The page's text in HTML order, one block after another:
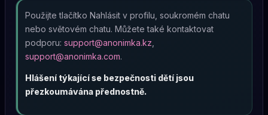
Použijte tlačítko Nahlásit v profilu, soukromém chatu
nebo světovém chatu. Můžete také kontaktovat
podporu: support@anonimka.kz
support@anonimka.com.
Hlášení týkající se bezpečnosti dětí jsou
přezkoumávána přednostně.